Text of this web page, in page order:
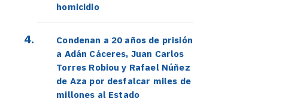
homicidio
Condenan a 20 años de prisión
a Adán Cáceres, Juan Carlos
Torres Robiou y Rafael Núñez
de Aza por desfalcar miles de
millones al Estado